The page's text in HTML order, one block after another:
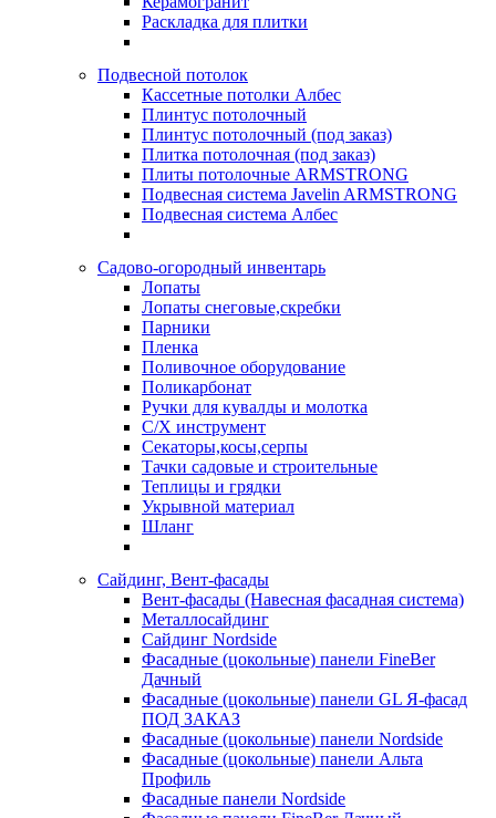
Раскладка для плитки
Подвесной потолок
Кассетные потолки Албес
Плинтус потолочный
Плинтус потолочный (под заказ)
Плитка потолочная (под заказ)
Плиты потолочные ARMSTRONG
Подвесная система Javelin ARMSTRONG
Подвесная система Албес
Садово-огородный инвентарь
Лопаты
Лопаты снеговые,скребки
Парники
Пленка
Поливочное оборудование
Поликарбонат
Ручки для кувалды и молотка
С/Х инструмент
Секаторы,косы,серпы
Тачки садовые и строительные
Теплицы и грядки
Укрывной материал
Шланг
Сайдинг, Вент-фасады
Вент-фасады (Навесная фасадная система)
Металлосайдинг
Сайдинг Nordside
Фасадные (цокольные) панели FineBer
Дачный
Фасадные (цокольные) панели GL Я-фасад
ПОД ЗАКАЗ
Фасадные (цокольные) панели Nordside
Фасадные (цокольные) панели Альта
Профиль
Фасадные панели Nordside